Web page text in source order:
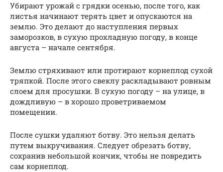
Убирают урожай с грядки осенью, после того, как
листья начинают терять цвет и опускаются на
землю. Это делают до наступления первых
заморозков, в сухую прохладную погоду, в конце
августа – начале сентября.
Землю стряхивают или протирают корнеплод сухой
тряпкой. После этого свеклу раскладывают ровным
слоем для просушки. В сухую погоду – на улице, в
дождливую – в хорошо проветриваемом
помещении.
После сушки удаляют ботву. Это нельзя делать
путем выкручивания. Следует обрезать ботву,
сохранив небольшой кончик, чтобы не повредить
сам корнеплод.